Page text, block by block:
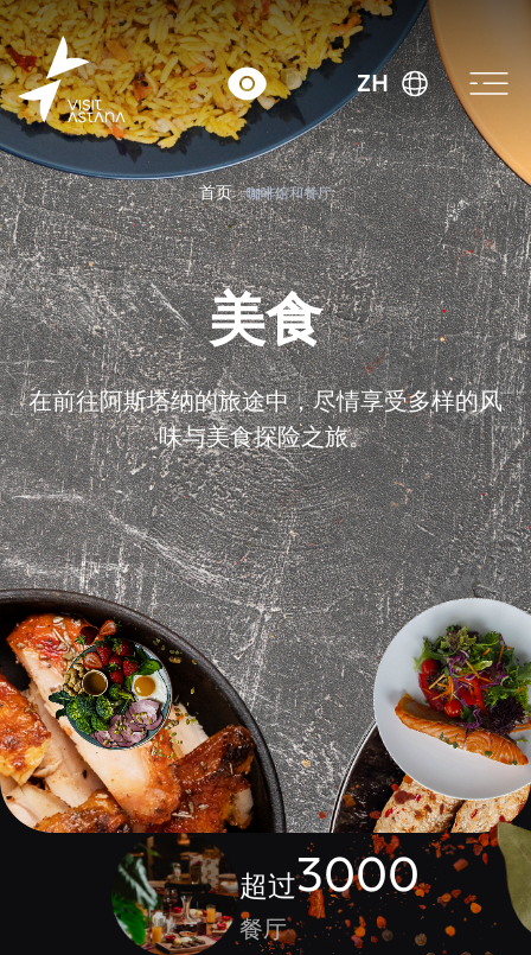
ZH
首页 咖啡馆和餐厅
美食
在前往阿斯塔纳的旅途中，尽情享受多样的风
味与美食探险之旅。
超过3000
餐厅